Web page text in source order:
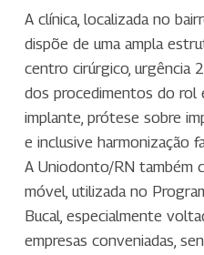
A clínica, localizada no
dispõe de uma ampla
centro cirúrgico, urgência
dos procedimentos do rol
implante, prótese sobre
e inclusive harmonização
A Uniodonto/RN também
móvel, utilizada no
Bucal, especialmente
empresas conveniadas,